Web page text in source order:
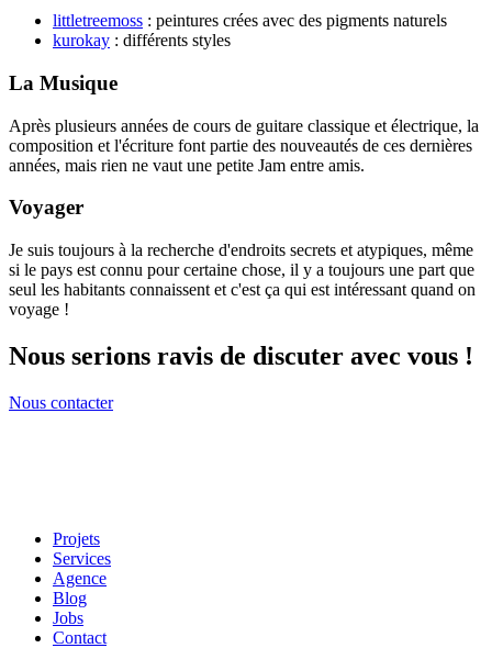
littletreemoss : peintures crées avec des pigments naturels
kurokay : différents styles
La Musique
Après plusieurs années de cours de guitare classique et électrique, la
composition et l'écriture font partie des nouveautés de ces dernières
années, mais rien ne vaut une petite Jam entre amis.
Voyager
Je suis toujours à la recherche d'endroits secrets et atypiques, même
si le pays est connu pour certaine chose, il y a toujours une part que
seul les habitants connaissent et c'est ça qui est intéressant quand on
voyage !
Nous serions ravis de discuter avec vous !
Nous contacter
Projets
Services
Agence
Blog
Jobs
Contact